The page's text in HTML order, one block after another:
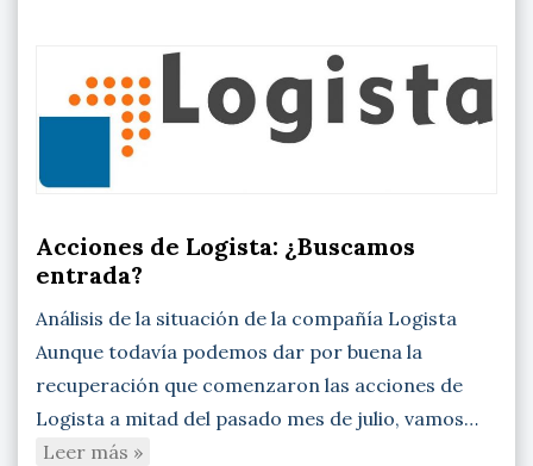
Acciones de Logista: ¿Buscamos
entrada?
Análisis de la situación de la compañía Logista
Aunque todavía podemos dar por buena la
recuperación que comenzaron las acciones de
Logista a mitad del pasado mes de julio, vamos…
Leer más »